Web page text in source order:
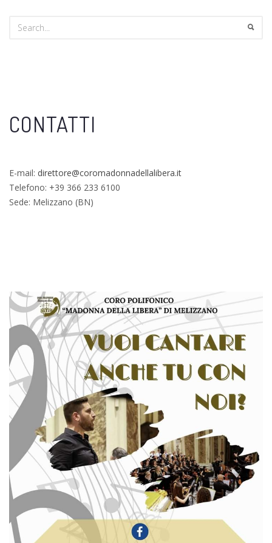
CONTATTI
E-mail: direttore@coromadonnadellalibera.it
Telefono: +39 366 233 6100
Sede: Melizzano (BN)